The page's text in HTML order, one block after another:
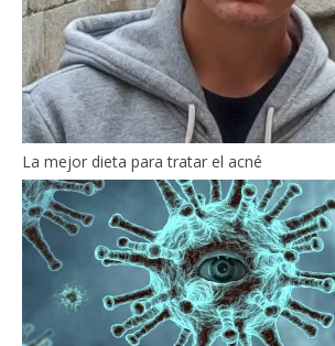
La mejor dieta para tratar el acné